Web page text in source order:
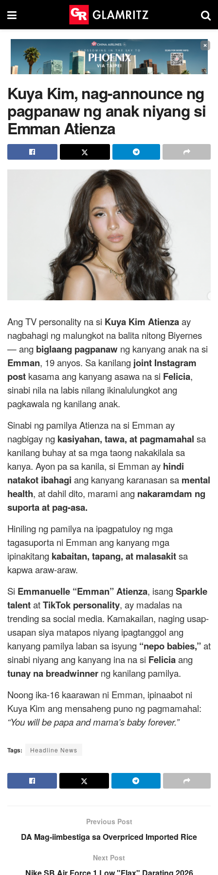
×
Kuya Kim, nag-announce ng
pagpanaw ng anak niyang si
Emman Atienza
Ang TV personality na si Kuya Kim Atienzaay
nagbahagi ng malungkot na balita nitong Biyernes
— ang biglaang pagpanaw ng kanyang anak na si
Emman, 19 anyos. Sa kanilang joint Instagram
post kasama ang kanyang asawa na si Felicia,
sinabi nila na labis nilang ikinalulungkot ang
pagkawala ng kanilang anak.
Sinabi ng pamilya Atienza na si Emman ay
nagbigay ng kasiyahan, tawa, at pagmamahal sa
kanilang buhay at sa mga taong nakakilala sa
kanya. Ayon pa sa kanila, si Emman ay hindi
natakot ibahagi ang kanyang karanasan sa mental
health, at dahil dito, marami ang nakaramdam ng
suporta at pag-asa.
Hiniling ng pamilya na ipagpatuloy ng mga
tagasuporta ni Emman ang kanyang mga
ipinakitang kabaitan, tapang, at malasakitsa
kapwa araw-araw.
Si Emmanuelle “Emman” Atienza, isangSparkle
talentatTikTok personality, ay madalas na
trending sa social media. Kamakailan, naging usap-
usapan siya matapos niyang ipagtanggol ang
kanyang pamilya laban sa isyung “nepo babies,”at
sinabi niyang ang kanyang ina na si Feliciaang
tunay na breadwinner ng kanilang pamilya.
Noong ika-16 kaarawan ni Emman, ipinaabot ni
Kuya Kim ang mensaheng puno ng pagmamahal:
“You will be papa and mama’s baby forever.”
Tags: Headline News
Previous Post
DA Mag-iimbestiga sa Overpriced Imported Rice
Next Post
Nike SB Air Force 1 Low "Flax" Darating 2026